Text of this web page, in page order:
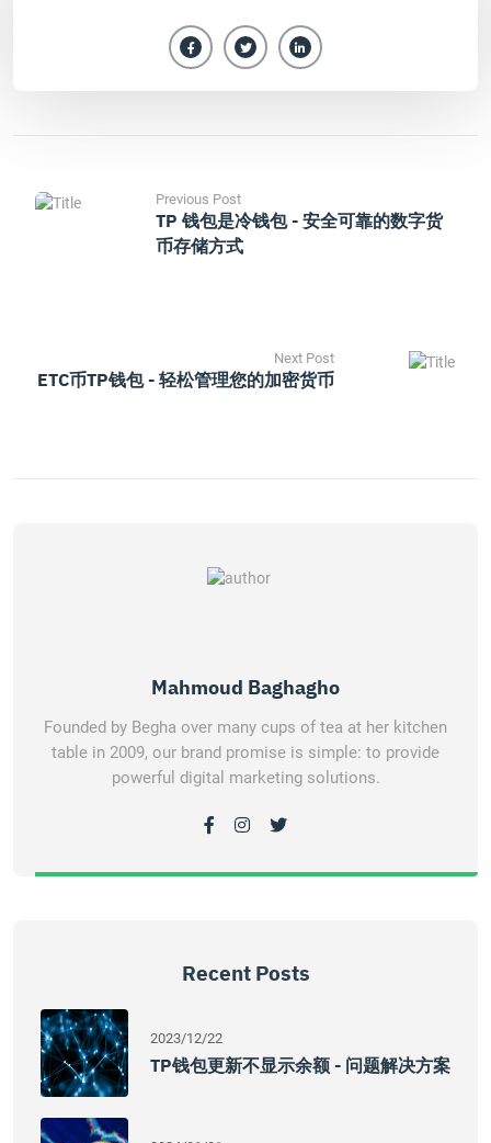
Previous Post
TP 钱包是冷钱包 - 安全可靠的数字货
币存储方式
Next Post
ETC币TP钱包 - 轻松管理您的加密货币
Mahmoud Baghagho
Founded by Begha over many cups of tea at her kitchen
table in 2009, our brand promise is simple: to provide
powerful digital marketing solutions.
Recent Posts
2023/12/22
TP钱包更新不显示余额 - 问题解决方案